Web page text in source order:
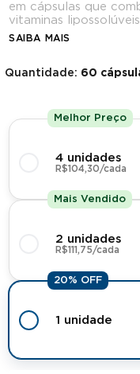
em cápsulas que
vitaminas
SAIBA MAIS
Quantidade: 60
Melhor Preço
4 unidades
R$104,30/cada
Mais Vendido
2 unidades
R$111,75/cada
20% OFF
1 unidade